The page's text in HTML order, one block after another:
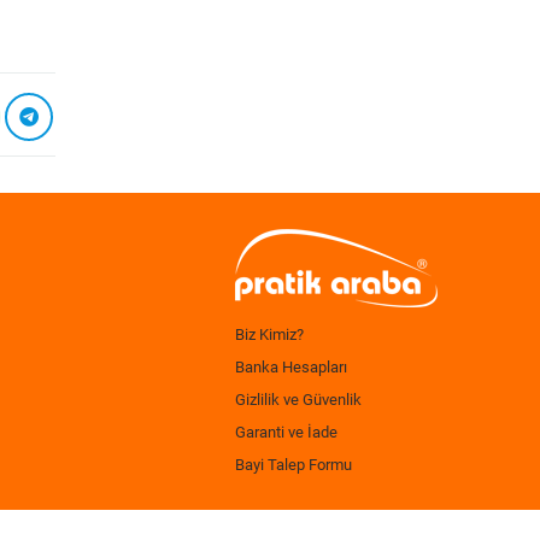
Biz Kimiz?
Banka Hesapları
Gizlilik ve Güvenlik
Garanti ve İade
Bayi Talep Formu